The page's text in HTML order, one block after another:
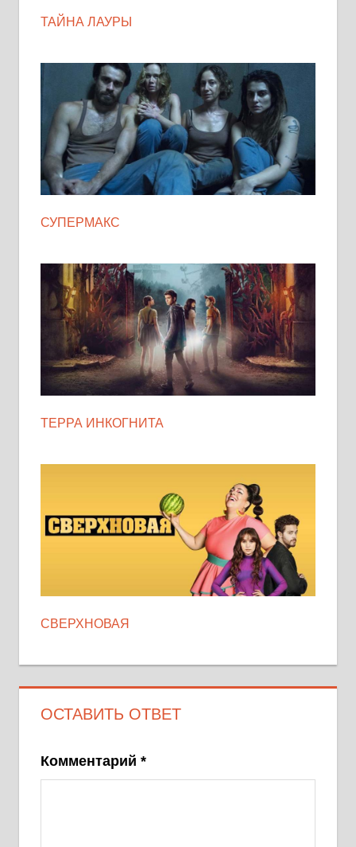
ТАЙНА ЛАУРЫ
СУПЕРМАКС
ТЕРРА ИНКОГНИТА
СВЕРХНОВАЯ
ОСТАВИТЬ ОТВЕТ
Комментарий *